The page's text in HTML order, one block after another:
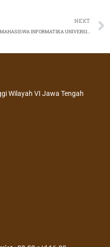
NEXT
MAHASISWA INFORMATIKA UNIVERSITAS SAHID SURAKARTA LOLOS PROGRAM ASAH DICODING 2025: BUKTI KETANGGUHAN GENERASI DIGITAL
Wilayah VI Jawa Tengah